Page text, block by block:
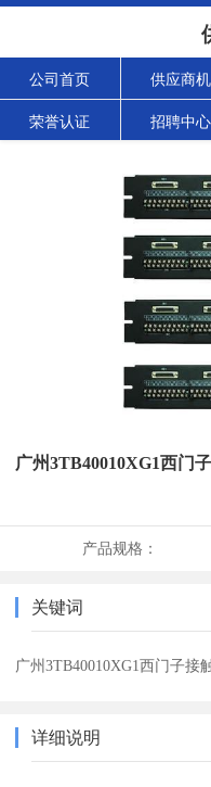
公司首页 供应商机
荣誉认证 招聘中心
广州3TB40010XG1西门
产品规格：
关键词
广州3TB40010XG1西门子接
详细说明